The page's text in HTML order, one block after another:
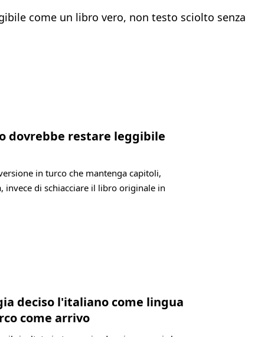
come un libro vero, non testo sciolto senza
dovrebbe restare leggibile
in turco che mantenga capitoli,
invece di schiacciare il libro originale in
deciso l'italiano come lingua
come arrivo